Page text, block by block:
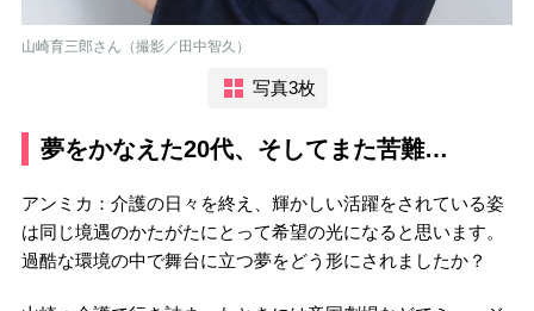
山崎育三郎さん（撮影／田中智久）
写真3枚
夢をかなえた20代、そしてまた苦難…
アンミカ：介護の日々を終え、輝かしい活躍をされている姿
は同じ境遇のかたがたにとって希望の光になると思います。
過酷な環境の中で舞台に立つ夢をどう形にされましたか？